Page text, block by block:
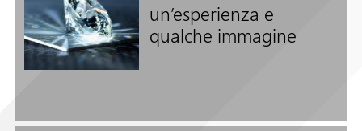
un’esperienza e
qualche immagine